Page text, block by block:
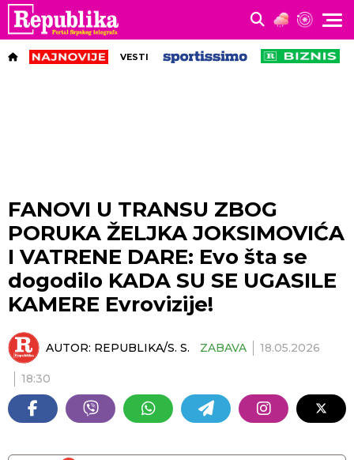
VESTI
FANOVI U TRANSU ZBOG
PORUKA ŽELJKA JOKSIMOVIĆA
I VATRENE DARE: Evo šta se
dogodilo KADA SU SE UGASILE
KAMERE Еvrovizije!
AUTOR: REPUBLIKA/S. S. ZABAVA 18.05.2026
18:30